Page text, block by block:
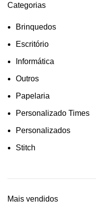
Categorias
Brinquedos
Escritório
Informática
Outros
Papelaria
Personalizado Times
Personalizados
Stitch
Mais vendidos